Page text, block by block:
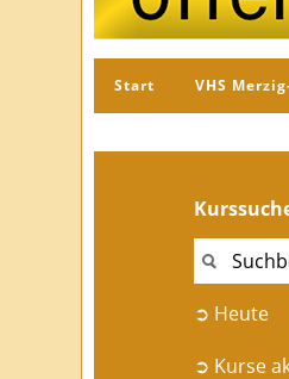
Start VHS
➲ Heute
➲ Kurse